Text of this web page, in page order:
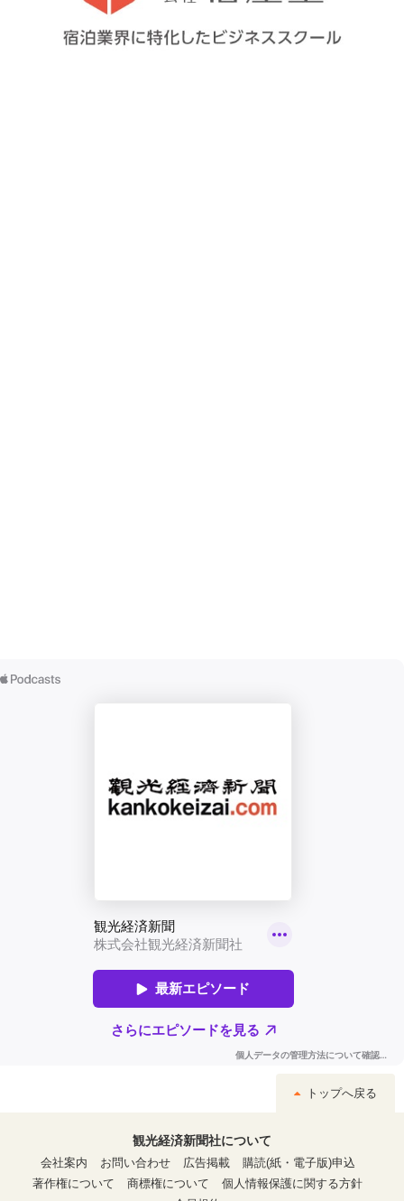
トップへ戻る
観光経済新聞社について
会社案内
お問い合わせ 広告掲載
購読(紙・電子版)申込
著作権について
商標権について
個人情報保護に関する方針